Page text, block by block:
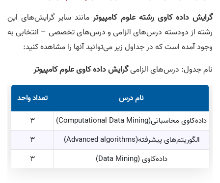
گرایش داده‌ کاوی رشته علوم کامپیوترمانند سایر گرایش‌های این
رشته از دودسته درس‌های الزامی و درس‌های تخصصی – انتخابی به
وجود آمده است که در جداول زیر می‌توانید آنها را مشاهده کنید:
نام جدول: درس‌های الزامیگرایش داده‌ کاوی علوم کامپیوتر
نام درس
تعداد واحد
داده‌کاوی محاسباتی(Computational Data Mining)
3
الگوریتم‌های پیشرفته(Advanced algorithms)
3
داده‌کاوی (Data Mining)
3